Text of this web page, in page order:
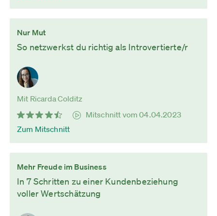
Nur Mut
So netzwerkst du richtig als Introvertierte/r
Mit Ricarda Colditz
Mitschnitt vom 04.04.2023
Zum Mitschnitt
Mehr Freude im Business
In 7 Schritten zu einer Kundenbeziehung
voller Wertschätzung